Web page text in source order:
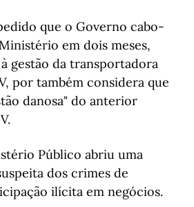
que o Governo cabo-
em dois meses,
gestão da transportadora
por também considera que
danosa" do anterior
Público abriu uma
dos crimes de
ilícita em negócios.